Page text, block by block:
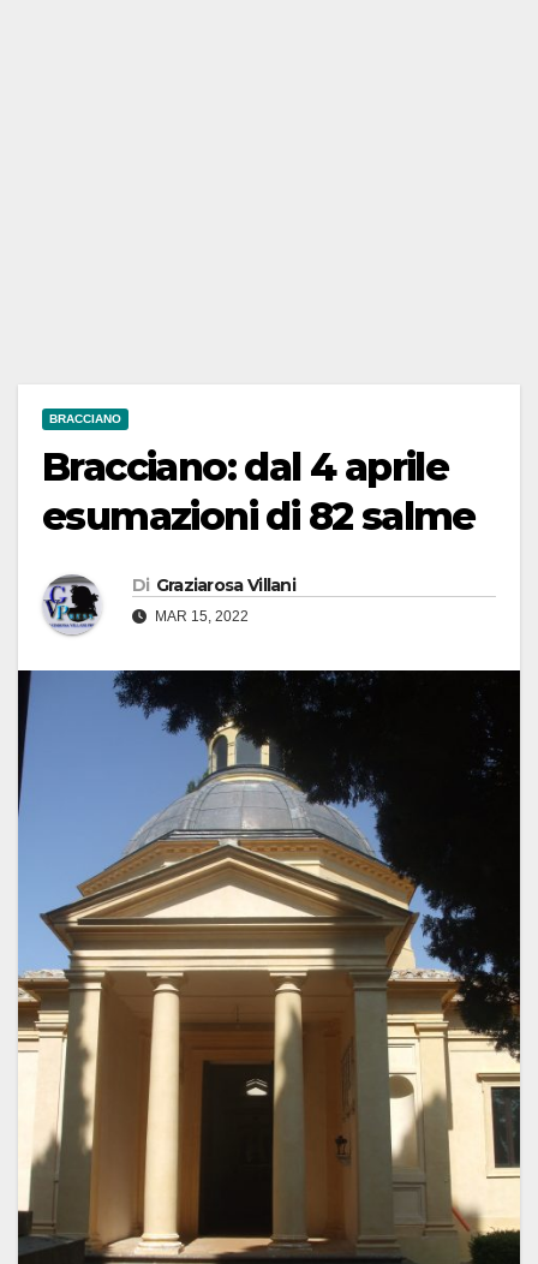
BRACCIANO
Bracciano: dal 4 aprile
esumazioni di 82 salme
Di Graziarosa Villani
MAR 15, 2022